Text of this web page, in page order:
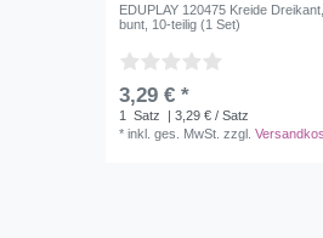
EDUPLAY 120475 Kreide
bunt, 10-teilig (1 Set)
3,29 € *
1 Satz
| 3,29 € / Satz
*inkl. ges. MwSt. zzgl.